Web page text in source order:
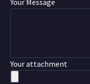
Your Message
Your attachment